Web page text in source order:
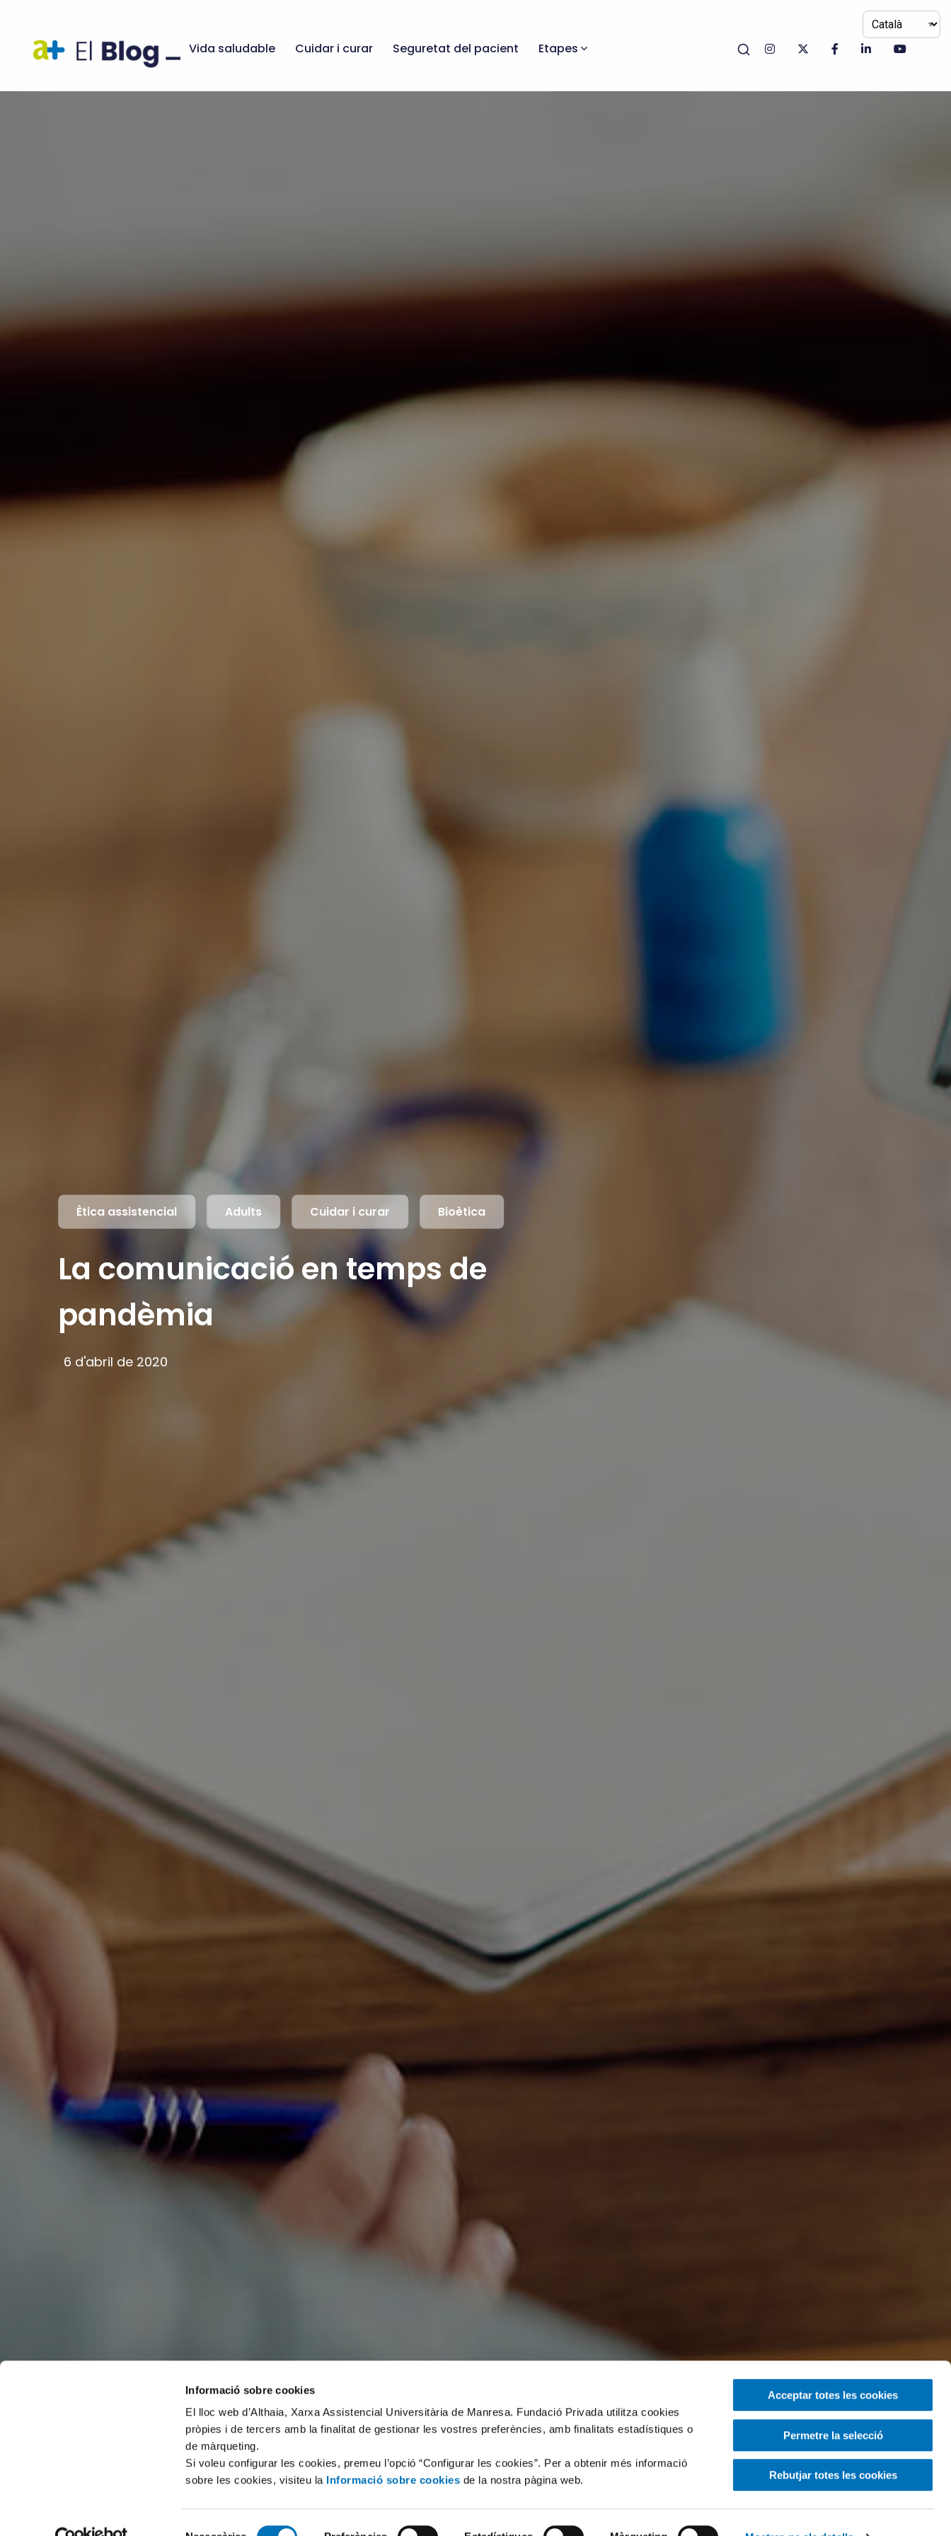
Informació sobre cookies
El lloc web d’Althaia, Xarxa Assistencial Universitària de Manresa. Fundació Privada utilitza cookies
pròpies i de tercers amb la finalitat de gestionar les vostres preferències, amb finalitats estadístiques o
de màrqueting.
Si voleu configurar les cookies, premeu l’opció “Configurar les cookies”. Per a obtenir més informació
sobre les cookies, visiteu la Informació sobre cookies de la nostra pàgina web.
Acceptar totes les cookies
Permetre la selecció
Rebutjar totes les cookies
Vida saludable Cuidar i curar Seguretat del pacient Etapes
Ètica assistencial Adults Cuidar i curar Bioètica
La comunicació en temps de
pandèmia
6 d'abril de 2020